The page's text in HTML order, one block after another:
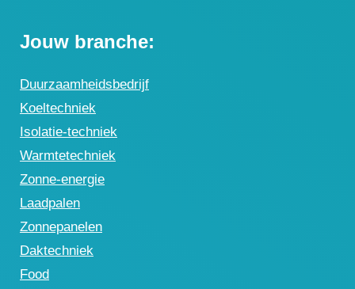
Jouw branche:
Duurzaamheidsbedrijf
Koeltechniek
Isolatie-techniek
Warmtetechniek
Zonne-energie
Laadpalen
Zonnepanelen
Daktechniek
Food